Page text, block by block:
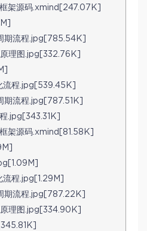
架源码.xmind[247.07K]
期流程.jpg[785.54K]
理图.jpg[332.76K]
流程.jpg[539.45K]
期流程.jpg[787.51K]
.jpg[343.31K]
架源码.xmind[81.58K]
程.jpg[1.29M]
期流程.jpg[787.22K]
理图.jpg[334.90K]